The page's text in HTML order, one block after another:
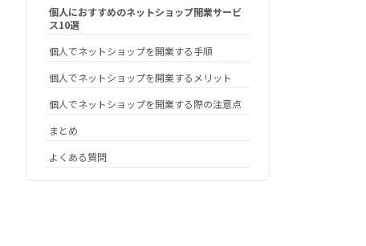
個人におすすめのネットショップ開業サービ
ス10選
個人でネットショップを開業する手順
個人でネットショップを開業するメリット
個人でネットショップを開業する際の注意点
まとめ
よくある質問